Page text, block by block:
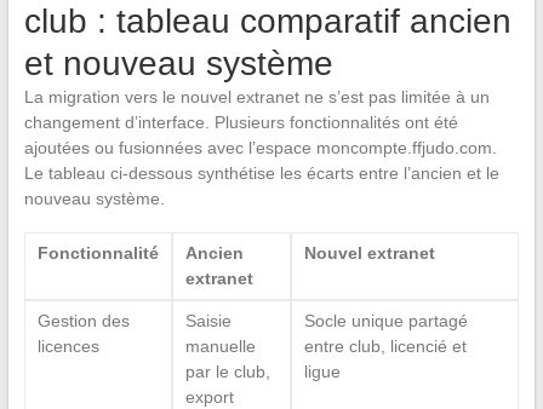
club : tableau comparatif ancien
et nouveau système
La migration vers le nouvel extranet ne s’est pas limitée à un
changement d’interface. Plusieurs fonctionnalités ont été
ajoutées ou fusionnées avec l’espace moncompte.ffjudo.com.
Le tableau ci-dessous synthétise les écarts entre l’ancien et le
nouveau système.
Fonctionnalité
Ancien
extranet
Nouvel extranet
Gestion des
licences
Saisie
manuelle
par le club,
export
Socle unique partagé
entre club, licencié et
ligue